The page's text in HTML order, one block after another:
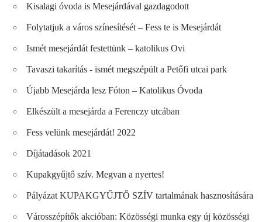
Kisalagi óvoda is Mesejárdával gazdagodott
Folytatjuk a város színesítését – Fess te is Mesejárdát
Ismét mesejárdát festettünk – katolikus Ovi
Tavaszi takarítás - ismét megszépült a Petőfi utcai park
Újabb Mesejárda lesz Fóton – Katolikus Óvoda
Elkészült a mesejárda a Ferenczy utcában
Fess velünk mesejárdát! 2022
Díjátadások 2021
Kupakgyűjtő szív. Megvan a nyertes!
Pályázat KUPAKGYŰJTŐ SZÍV tartalmának hasznosítására
Városszépítők akcióban: Közösségi munka egy új közösségi